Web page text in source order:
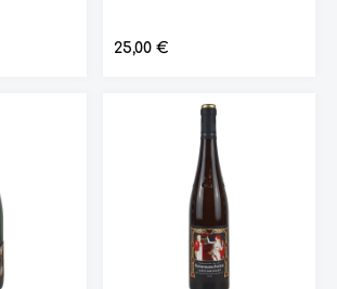
Regulärer Preis:
25,00 €